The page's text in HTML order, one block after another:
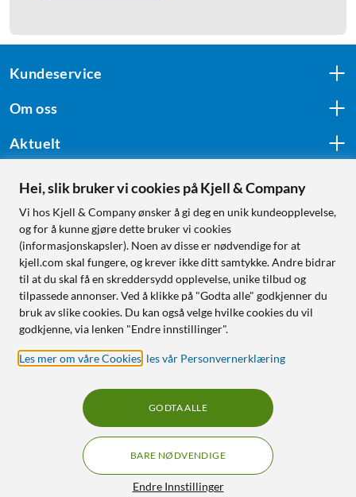
Kundeservice
Om oss
Aktuelt
Følg oss
Handle fra:
Sverige
Norge
RÅD OG TILBEHØR TIL
HJEMMEELEKTRONIKK
Hei, slik bruker vi cookies på Kjell & Company
Vi hos Kjell & Company ønsker å gi deg en unik kundeopplevelse,
og for å kunne gjøre dette bruker vi cookies
(informasjonskapsler). Noen av disse er nødvendige for at
kjell.com skal fungere, og krever ikke ditt samtykke. Andre bidrar
til at du skal få en skreddersydd opplevelse, unike tilbud og
tilpassede annonser. Ved å klikke på "Godta alle" godkjenner du
bruk av slike cookies. Du kan også velge hvilke cookies du vil
godkjenne, via lenken "Endre innstillinger".
Les mer om våre Cookies les vår Personvernerklæring
Endre Innstillinger
BARE NØDVENDIGE
GODTA ALLE